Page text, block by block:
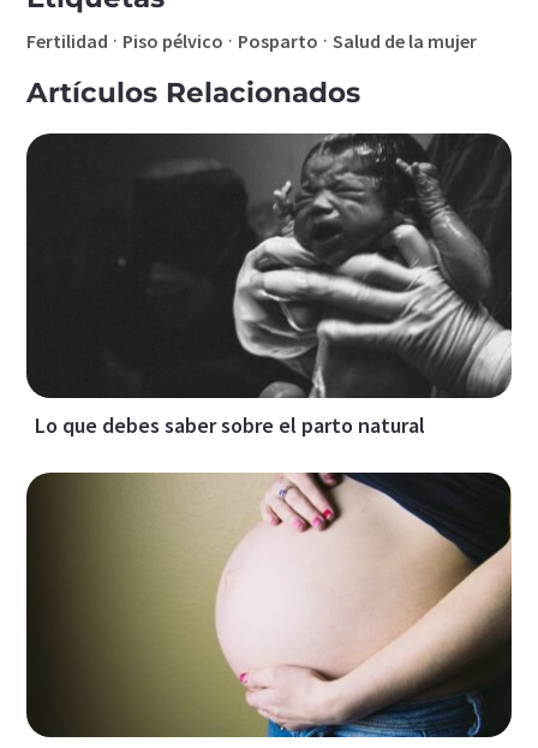
Fertilidad · Piso pélvico · Posparto ·Salud de la mujer
Artículos Relacionados
Lo que debes saber sobre el parto natural